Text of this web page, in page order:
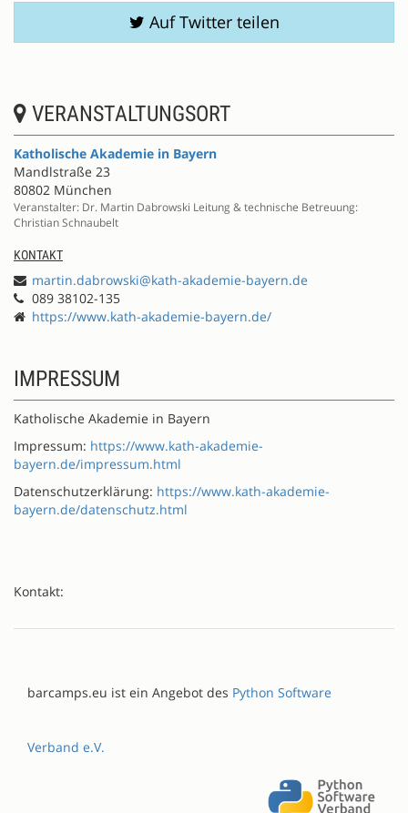
Auf Twitter teilen
VERANSTALTUNGSORT
Katholische Akademie in Bayern
Mandlstraße 23
80802 München
Veranstalter: Dr. Martin Dabrowski Leitung & technische Betreuung:
Christian Schnaubelt
KONTAKT
martin.dabrowski@kath-akademie-bayern.de
089 38102-135
https://www.kath-akademie-bayern.de/
IMPRESSUM
Katholische Akademie in Bayern
Impressum: https://www.kath-akademie-
bayern.de/impressum.html
Datenschutzerklärung: https://www.kath-akademie-
bayern.de/datenschutz.html
Kontakt:
barcamps.eu ist ein Angebot des Python Software
Verband e.V.